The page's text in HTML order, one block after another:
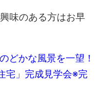
味のある方はお早
どかな風景を一望！
宅」完成見学会※完